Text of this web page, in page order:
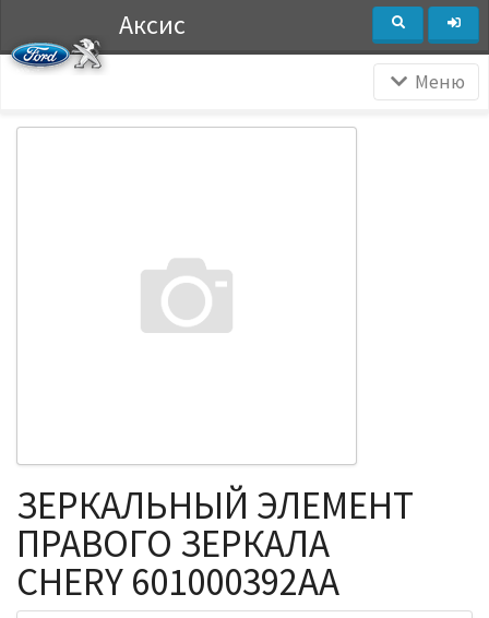
Аксис
Меню
ЗЕРКАЛЬНЫЙ ЭЛЕМЕНТ
ПРАВОГО ЗЕРКАЛА
CHERY 601000392AA